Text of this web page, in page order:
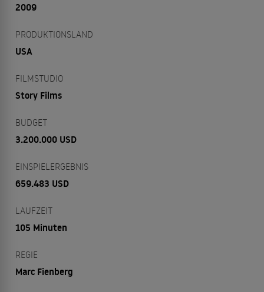
2009
PRODUKTIONSLAND
USA
FILMSTUDIO
Story Films
BUDGET
3.200.000 USD
EINSPIELERGEBNIS
659.483 USD
LAUFZEIT
105 Minuten
REGIE
Marc Fienberg